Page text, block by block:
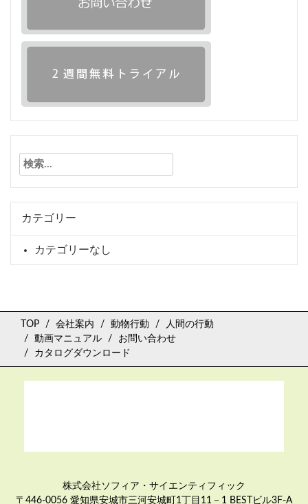
検
カテゴリー
カテゴリーなし
TOP 会社案内 動物行動
人間の行動
動画マニュアル
お問い合わせ
カタログダウンロード
株式会社ソフィア・サイエンティフィック
〒446-0056 愛知県安城市三河安城町1丁目11－1 BESTビル3F-A